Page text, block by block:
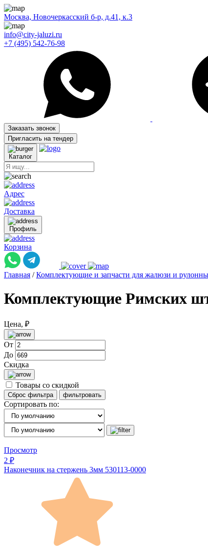
Москва, Новочеркасский б-р, д.41, к.3
info@city-jaluzi.ru
+7 (495) 542-76-98
Заказать звонок
Пригласить на тендер
Каталог
Адрес
Доставка
Профиль
Корзина
Главная / Комплектующие и запчасти для жалюзи и
Комплектующие Римских
Цена, ₽
От
До
Скидка
Товары со скидкой
Сортировать по:
Просмотр
2 ₽
Наконечник на стержень 3мм 530113-0000